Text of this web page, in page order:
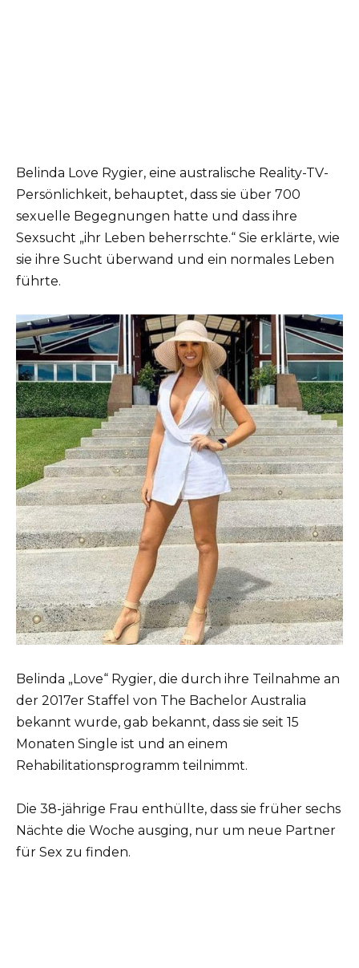
Belinda Love Rygier, eine australische Reality-TV-
Persönlichkeit, behauptet, dass sie über 700
sexuelle Begegnungen hatte und dass ihre
Sexsucht „ihr Leben beherrschte.“ Sie erklärte, wie
sie ihre Sucht überwand und ein normales Leben
führte.
Belinda „Love“ Rygier, die durch ihre Teilnahme an
der 2017er Staffel von The Bachelor Australia
bekannt wurde, gab bekannt, dass sie seit 15
Monaten Single ist und an einem
Rehabilitationsprogramm teilnimmt.
Die 38-jährige Frau enthüllte, dass sie früher sechs
Nächte die Woche ausging, nur um neue Partner
für Sex zu finden.